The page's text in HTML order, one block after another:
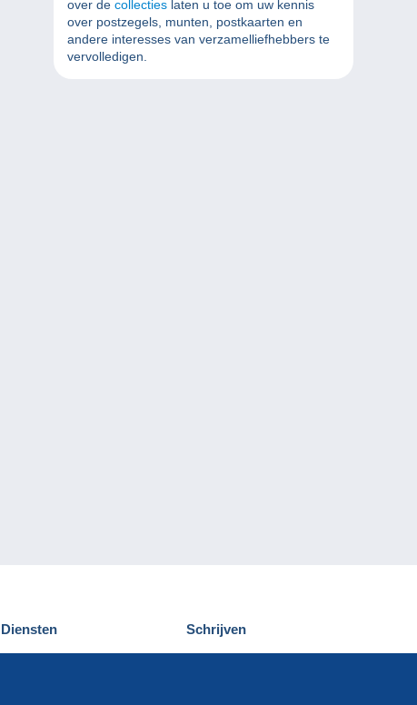
over de collecties laten u toe om uw kennis
over postzegels, munten, postkaarten en
andere interesses van verzamelliefhebbers te
vervolledigen.
Diensten
Delcampe ontdekken
Schrijven